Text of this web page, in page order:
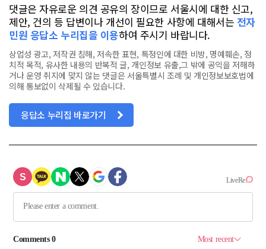
댓글은 자유로운 의견 공유의 장이므로 서울시에 대한 신고,
제안, 건의 등 답변이나 개선이 필요한 사항에 대해서는 전자
민원 응답소 누리집을 이용하여 주시기 바랍니다.
상업성 광고, 저작권 침해, 저속한 표현, 특정인에 대한 비방, 명예훼손, 정
치적 목적, 유사한 내용의 반복적 글, 개인정보 유출,그 밖에 공익을 저해하
거나 운영 취지에 맞지 않는 댓글은 서울특별시 조례 및 개인정보보호법에
의해 통보없이 삭제될 수 있습니다.
응답소 누리집 바로가기